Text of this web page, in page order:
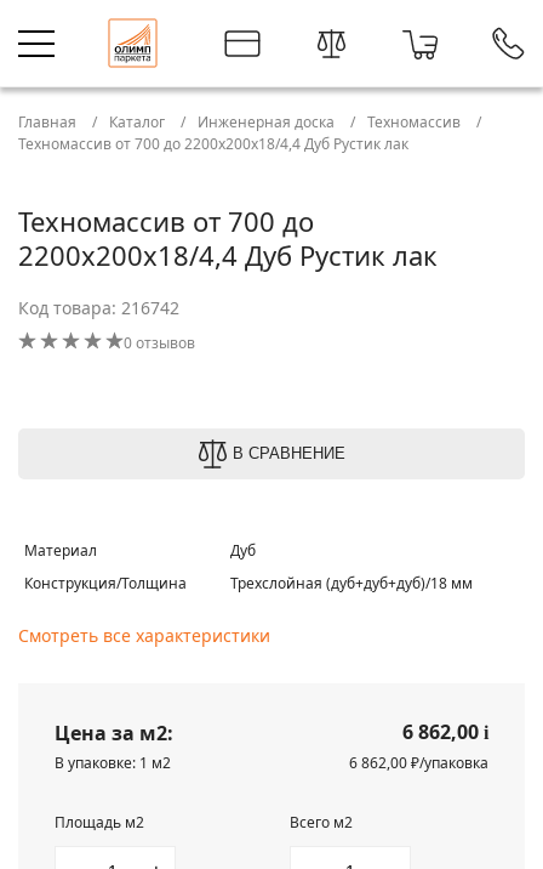
Главная Каталог Инженерная доска
Техномассив
Техномассив от 700 до 2200х200х18/4,4 Дуб Рустик лак
Техномассив от 700 до
2200х200х18/4,4 Дуб Рустик лак
Код товара: 216742
0 отзывов
В СРАВНЕНИЕ
Материал
Дуб
Конструкция/Толщина
Трехслойная (дуб+дуб+дуб)/18 мм
Смотреть все характеристики
Цена за м2: 6 862,00 i
В упаковке: 1 м2
6 862,00 ₽/упаковка
Площадь м2 Всего м2